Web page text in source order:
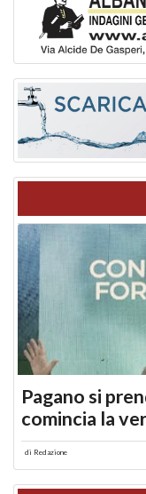
Pagano si
comincia la
di Redazione